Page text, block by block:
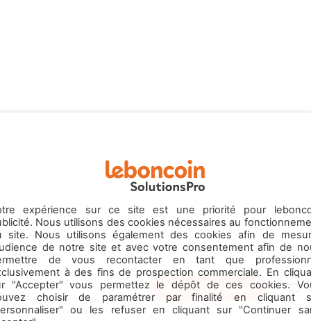
Commerces
& Services
Emploi
Contactez-nous
Menu
expérience sur ce site est une priorité pour
Nous utilisons des cookies nécessaires au
site. Nous utilisons également des cookies afin de
de notre site et avec votre consentement afin de
de vous recontacter en tant que
à des fins de prospection commerciale. En
"Accepter" vous permettez le dépôt de ces cookies.
choisir de paramétrer par finalité en cliquant
ou les refuser en cliquant sur "Continuer